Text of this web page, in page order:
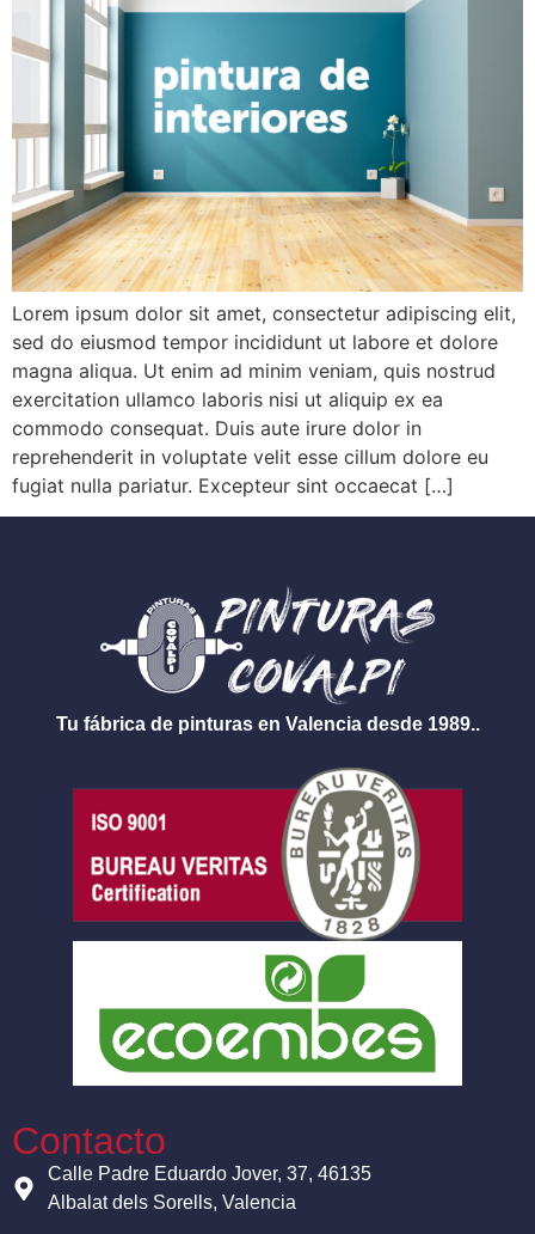
Lorem ipsum dolor sit amet, consectetur adipiscing elit,
sed do eiusmod tempor incididunt ut labore et dolore
magna aliqua. Ut enim ad minim veniam, quis nostrud
exercitation ullamco laboris nisi ut aliquip ex ea
commodo consequat. Duis aute irure dolor in
reprehenderit in voluptate velit esse cillum dolore eu
fugiat nulla pariatur. Excepteur sint occaecat […]
Tu fábrica de pinturas en Valencia desde 1989..
Contacto
Calle Padre Eduardo Jover, 37, 46135
Albalat dels Sorells, Valencia